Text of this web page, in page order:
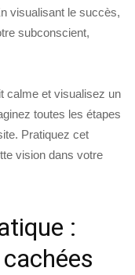
visualisant le succès,
subconscient,
calme et visualisez un
toutes les étapes
Pratiquez cet
vision dans votre
: